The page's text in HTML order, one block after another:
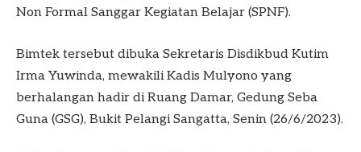
Non Formal Sanggar Kegiatan Belajar (SPNF).
Bimtek tersebut dibuka Sekretaris Disdikbud Kutim
Irma Yuwinda, mewakili Kadis Mulyono yang
berhalangan hadir di Ruang Damar, Gedung Seba
Guna (GSG), Bukit Pelangi Sangatta, Senin (26/6/2023).